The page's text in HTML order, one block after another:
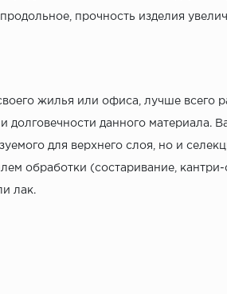
прочность изделия
жилья или офиса, лучше всего
долговечности данного материала.
для верхнего слоя, но и
обработки (состаривание,
лак.